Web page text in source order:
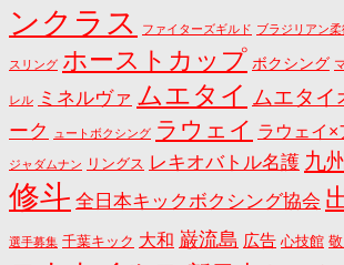
ンクラス
ファイターズギルド ブラジリアン柔
スリング ホーストカップ ボクシング
レル ミネルヴァ ムエタイ ムエタイ
ーク
ュートボクシング ラウェイ ラウェイ×
ジャダムナン リングス レキオバトル名護 九
修斗 全日本キックボクシング協会
選手募集 千葉キック 大和 巌流島 広告 心技館